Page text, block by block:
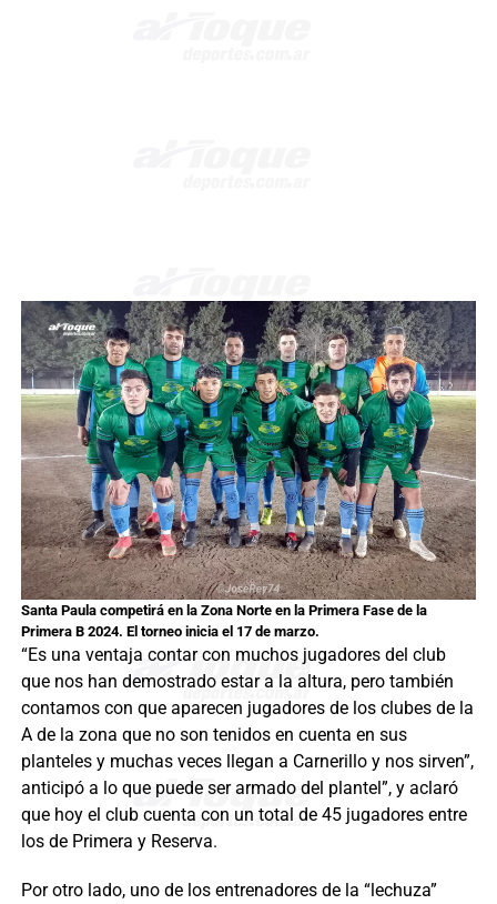
Santa Paula competirá en la Zona Norte en la Primera Fase de la
Primera B 2024. El torneo inicia el 17 de marzo.
“Es una ventaja contar con muchos jugadores del club
que nos han demostrado estar a la altura, pero también
contamos con que aparecen jugadores de los clubes de la
A de la zona que no son tenidos en cuenta en sus
planteles y muchas veces llegan a Carnerillo y nos sirven”,
anticipó a lo que puede ser armado del plantel”, y aclaró
que hoy el club cuenta con un total de 45 jugadores entre
los de Primera y Reserva.
Por otro lado, uno de los entrenadores de la “lechuza”